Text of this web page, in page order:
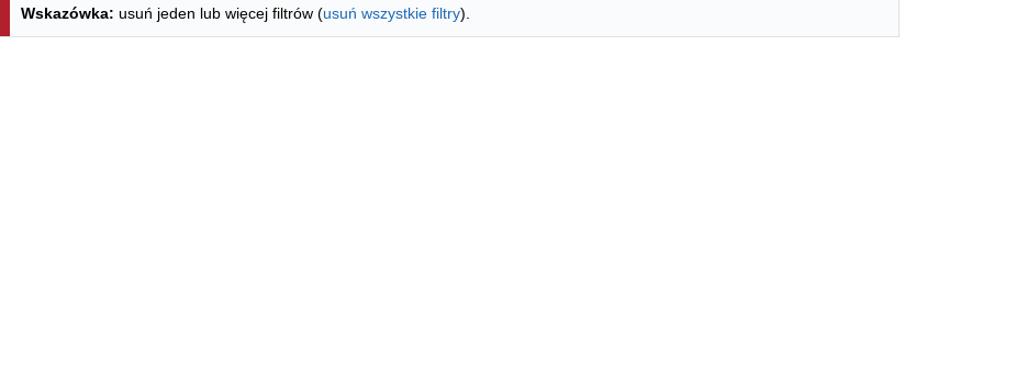
Wskazówka: usuń jeden lub więcej filtrów (usuń wszystkie filtry).